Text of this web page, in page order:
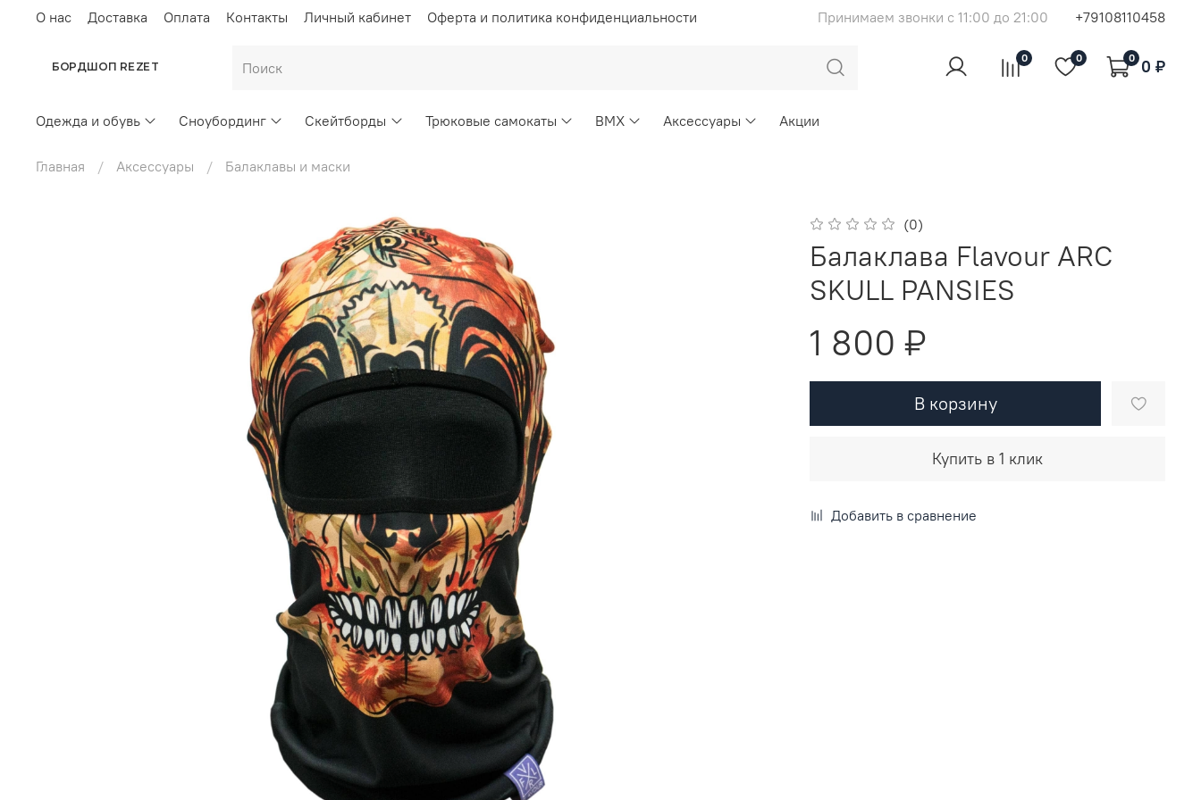
О нас Доставка Оплата Контакты Личный кабинет Оферта и политика конфиденциальности Принимаем звонки с 11:00 до 21:00 +79108110458
БОРДШОП REZET
0 0 0 0 ₽
Одежда и обувь Сноубординг Скейтборды Трюковые самокаты BMX Аксессуары Акции
Главная Аксессуары Балаклавы и маски
(0)
Балаклава Flavour ARC
SKULL PANSIES
1 800 ₽
В корзину
Купить в 1 клик
Добавить в сравнение